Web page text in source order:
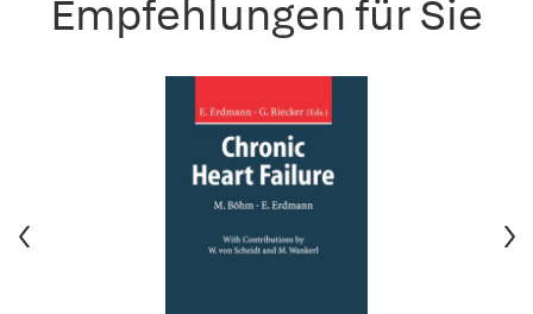
Empfehlungen für Sie